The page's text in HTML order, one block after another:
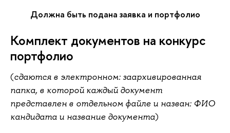
Должна быть подана заявка и портфолио
Комплект документов на конкурс
портфолио
(сдаются в электронном: заархивированная
папка, в которой каждый документ
представлен в отдельном файле и назван: ФИО
кандидата и название документа)